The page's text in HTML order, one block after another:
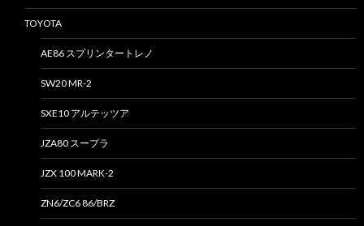
TOYOTA
AE86 スプリンタートレノ
SW20 MR-2
SXE10 アルテッツア
JZA80 スープラ
JZX 100 MARK-2
ZN6/ZC6 86/BRZ